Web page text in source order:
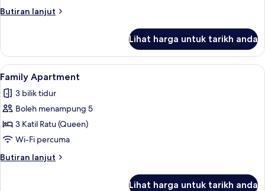
Butiran lanjut
Butiran
Condo
Lihat harga untuk tarikh anda
Lihat
semua
foto
untuk
Family
Apartment
Family Apartment | Ruang tamu | 55
6
Family Apartment
3 bilik tidur
Boleh menampung 5
3 Katil Ratu (Queen)
Wi-Fi percuma
Butiran lanjut
Butiran
Lihat harga untuk tarikh anda